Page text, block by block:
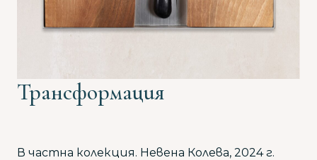
Трансформация
В частна колекция. Невена Колева, 2024 г.